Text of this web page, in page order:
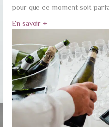
pour que ce moment soit
En savoir +